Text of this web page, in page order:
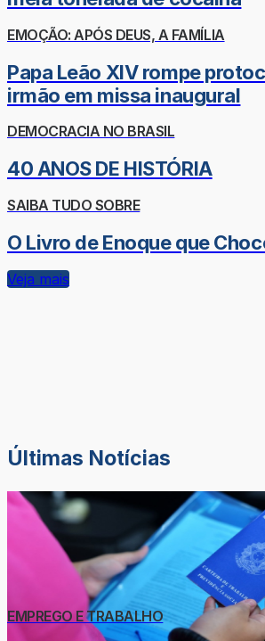
EMOÇÃO: APÓS DEUS, A FAMÍLIA
Papa Leão XIV rompe
irmão em missa inaugural
DEMOCRACIA NO BRASIL
40 ANOS DE HISTÓRIA
SAIBA TUDO SOBRE
O Livro de Enoque que
Veja mais
Últimas Notícias
EMPREGO E TRABALHO